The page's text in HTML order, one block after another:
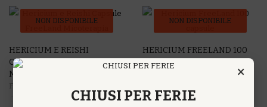
NON DISPONIBILE
HERICIUM E REISHI
CAPSULE FREELAND
MICOTERAPIA
NON DISPONIBILE
HERICIUM FREELAND 100
CAPSULE
×
CHIUSI PER FERIE